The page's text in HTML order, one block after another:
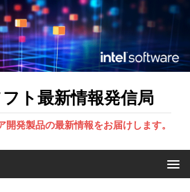
ト最新情報発信局
発製品の最新情報をお届けします。